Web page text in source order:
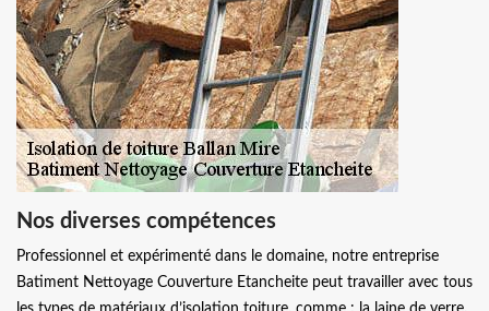
Nos diverses compétences
Professionnel et expérimenté dans le domaine, notre entreprise
Batiment Nettoyage Couverture Etancheite peut travailler avec tous